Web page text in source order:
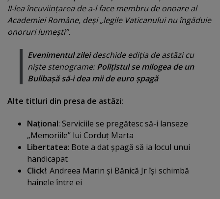
II-lea încuviinţarea de a-l face membru de onoare al
Academiei Române, deşi „legile Vaticanului nu îngăduie
onoruri lumeşti”.
Evenimentul zileideschide ediţia de astăzi cu
nişte stenograme:Poliţistul se milogea de un
Bulibaşă să-i dea mii de euro şpagă
Alte titluri din presa de astăzi:
Naţional: Serviciile se pregătesc să-i lanseze
„Memoriile” lui Corduţ Marta
Libertatea: Bote a dat şpagă să ia locul unui
handicapat
Click!: Andreea Marin şi Bănică Jr îşi schimbă
hainele între ei